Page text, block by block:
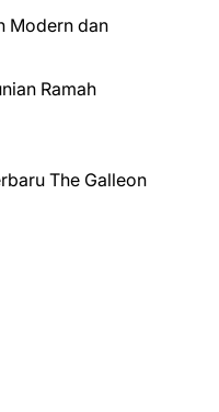
Modern dan
Ramah
The Galleon